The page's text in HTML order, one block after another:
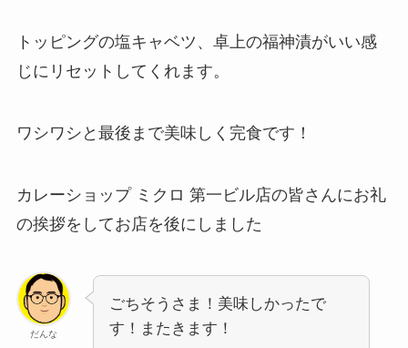
トッピングの塩キャベツ、卓上の福神漬がいい感
じにリセットしてくれます。
ワシワシと最後まで美味しく完食です！
カレーショップ ミクロ 第一ビル店の皆さんにお礼
の挨拶をしてお店を後にしました
だんな
ごちそうさま！美味しかったで
す！またきます！